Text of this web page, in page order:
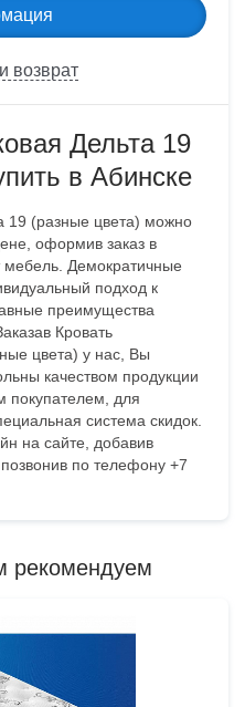
возврат
Дельта 19
в Абинске
19 (разные цвета) можно
оформив заказ в
мебель. Демократичные
подход к
преимущества
Кровать
цвета) у нас, Вы
качеством продукции
покупателем, для
система скидок.
на сайте, добавив
по телефону +7
рекомендуем